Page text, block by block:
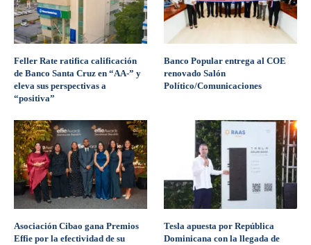
Feller Rate ratifica calificación
de Banco Santa Cruz en “AA-” y
eleva sus perspectivas a
“positiva”
Banco Popular entrega al COE
renovado Salón
Político/Comunicaciones
Asociación Cibao gana Premios
Effie por la efectividad de su
Tesla apuesta por República
Dominicana con la llegada de